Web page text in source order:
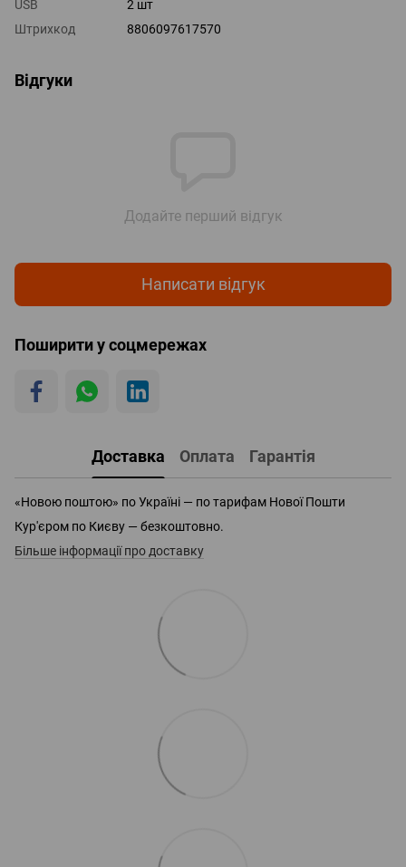
USB
2 шт
Штрихкод
8806097617570
Відгуки
Додайте перший відгук
Написати відгук
Поширити у соцмережах
Доставка Оплата Гарантія
«Новою поштою» по Україні — по тарифам Нової Пошти
Кур'єром по Києву — безкоштовно.
Більше інформації про доставку